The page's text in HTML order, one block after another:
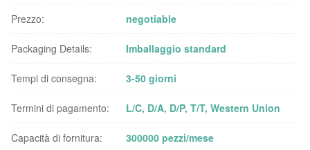
Prezzo: negotiable
Packaging Details: Imballaggio standard
Tempi di consegna: 3-50 giorni
Termini di pagamento: L/C, D/A, D/P, T/T, Western Union
Capacità di fornitura: 300000 pezzi/mese